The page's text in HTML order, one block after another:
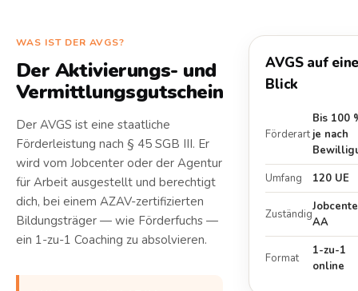
WAS IST DER AVGS?
Der Aktivierungs- und
Vermittlungsgutschein
Der AVGS ist eine staatliche
Förderleistung nach § 45 SGB III. Er
wird vom Jobcenter oder der Agentur
für Arbeit ausgestellt und berechtigt
dich, bei einem AZAV-zertifizierten
Bildungsträger — wie Förderfuchs —
ein 1-zu-1 Coaching zu absolvieren.
AVGS auf
Blick
Förderart
Bis 100
je nach
Umfang
120 UE
Zuständig
AA
Format
1-zu-1
online